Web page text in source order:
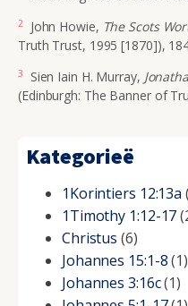
2John Howie, The Scots
Truth Trust, 1995 [1870]),
3 Sien Iain H. Murray,
(Edinburgh: The Banner of
Kategorieë
1Korintiers 12:13a
1Timothy 1:12-17
Christus (6)
Johannes 15:1-8(1)
Johannes 3:16c(1)